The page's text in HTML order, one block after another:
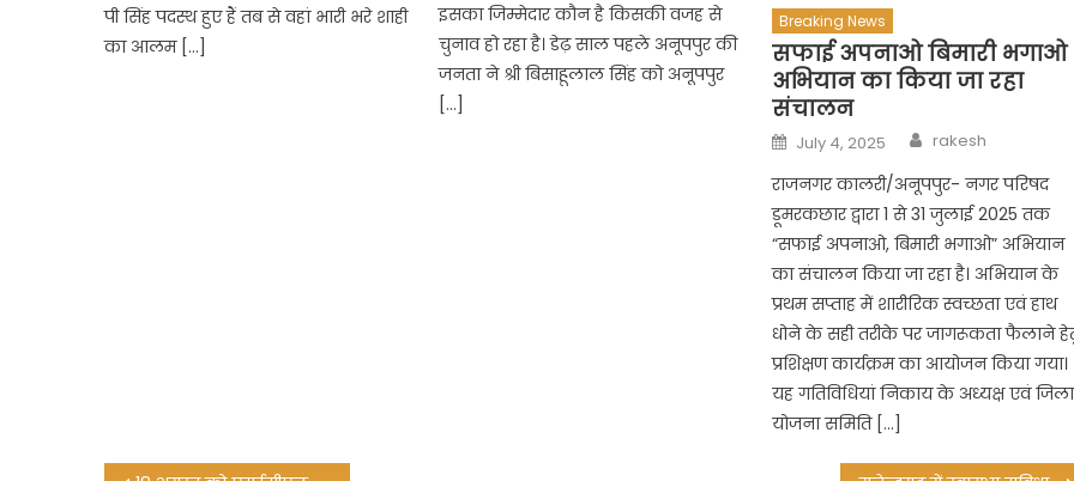
पी सिंह पदस्थ हुए हैं तब से वहां भारी भरे शाही
का आलम […]
इसका जिम्मेदार कौन है किसकी वजह से
चुनाव हो रहा है। डेढ़ साल पहले अनूपपुर की
जनता ने श्री बिसाहूलाल सिंह को अनूपपुर
[…]
Breaking News
सफाई अपनाओ बिमारी भगाओ
अभियान का किया जा रहा
संचालन
Posted
on
July 4, 2025 Author
rakesh
राजनगर कालरी/अनूपपुर- नगर परिषद
डूमरकछार द्वारा 1 से 31 जुलाई 2025 तक
“सफाई अपनाओ, बिमारी भगाओ” अभियान
का संचालन किया जा रहा है। अभियान के
प्रथम सप्ताह में शारीरिक स्वच्छता एवं हाथ
धोने के सही तरीके पर जागरूकता फैलाने
प्रशिक्षण कार्यक्रम का आयोजन किया गया।
यह गतिविधियां निकाय के अध्यक्ष एवं जिला
योजना समिति […]